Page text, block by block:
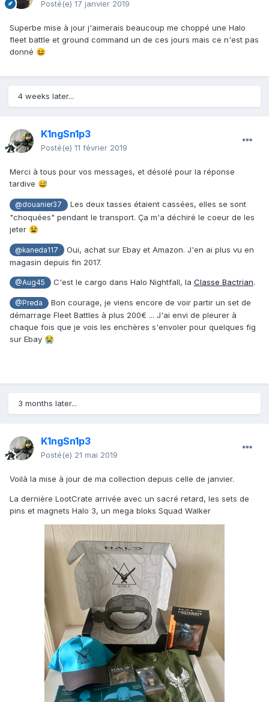
Posté(e) 17 janvier 2019
Superbe mise à jour j'aimerais beaucoup me choppé une Halo
fleet battle et ground command un de ces jours mais ce n'est pas
donné 😆
4 weeks later...
K1ngSn1p3
Posté(e) 11 février 2019
Merci à tous pour vos messages, et désolé pour la réponse
tardive 😅
@douanier37
Les deux tasses étaient cassées, elles se sont
"choquées" pendant le transport. Ça m'a déchiré le coeur de les
jeter 😫
@kaneda117
Oui, achat sur Ebay et Amazon. J'en ai plus vu en
magasin depuis fin 2017.
@Aug45 C'est le cargo dans Halo Nightfall, la Classe Bactrian.
@Preda
Bon courage, je viens encore de voir partir un set de
démarrage Fleet Battles à plus 200€ ... J'ai envi de pleurer à
chaque fois que je vois les enchères s'envoler pour quelques fig
sur Ebay 😭
3 months later...
K1ngSn1p3
Posté(e) 21 mai 2019
Voilà la mise à jour de ma collection depuis celle de janvier.
La dernière LootCrate arrivée avec un sacré retard, les sets de
pins et magnets Halo 3, un mega bloks Squad Walker